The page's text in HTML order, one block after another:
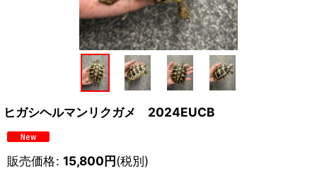
ヒガシヘルマンリクガメ 2024EUCB
販売価格: 15,800円(税別)